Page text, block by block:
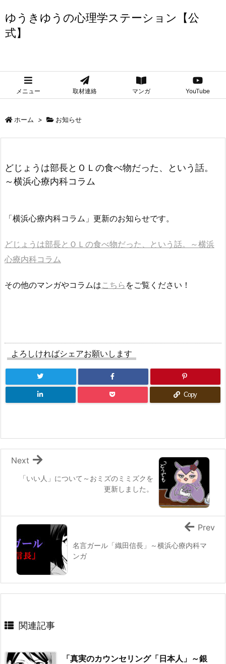
ゆうきゆうの心理学ステーション【公
式】
メニュー 取材連絡 マンガ YouTube
ホーム > お知らせ
どじょうは部長とＯＬの食べ物だった、という話。
～横浜心療内科コラム
「横浜心療内科コラム」更新のお知らせです。
どじょうは部長とＯＬの食べ物だった、という話。～横浜
心療内科コラム
その他のマンガやコラムはこちら をご覧ください！
よろしければシェアお願いします
Copy
「いい人」について～おミズのミミズクを
更新しました。
Next
名言ガール「織田信長」～横浜心療内科マ
ンガ
Prev
関連記事
「真実のカウンセリング「日本人」～銀